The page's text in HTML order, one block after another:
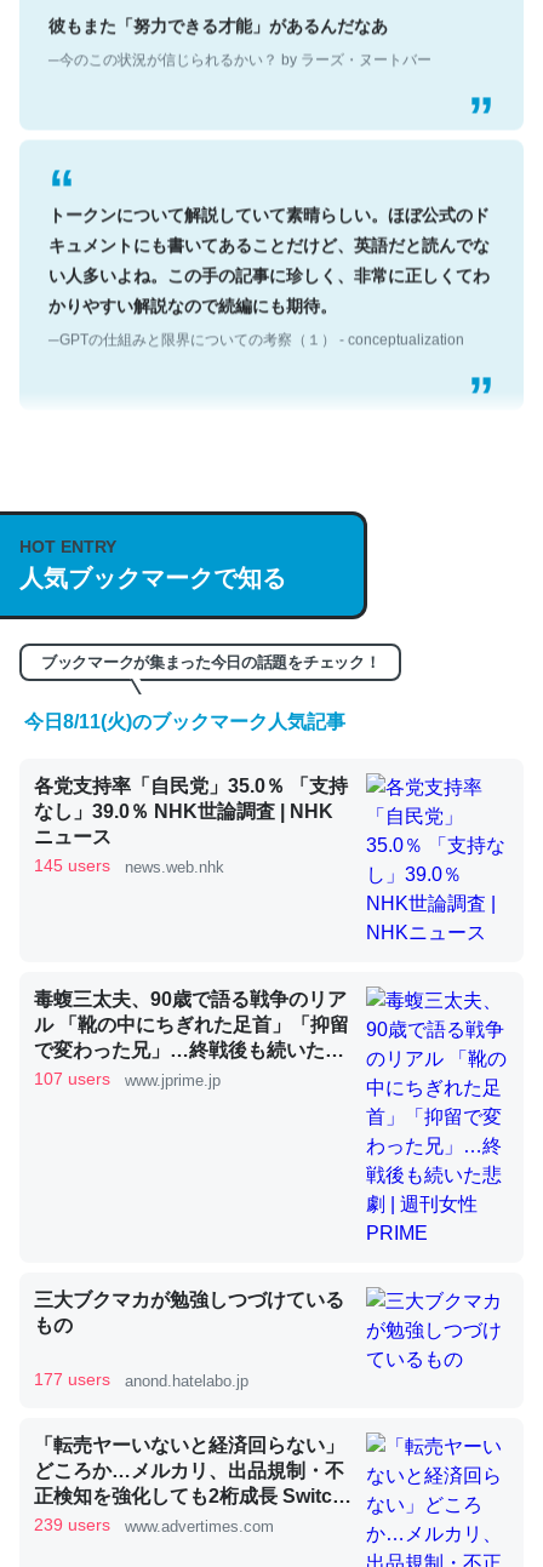
彼もまた「努力できる才能」があるんだなあ
─今のこの状況が信じられるかい？ by ラーズ・ヌートバー
トークンについて解説していて素晴らしい。ほぼ公式のド
キュメントにも書いてあることだけど、英語だと読んでな
い人多いよね。この手の記事に珍しく、非常に正しくてわ
かりやすい解説なので続編にも期待。
─GPTの仕組みと限界についての考察（１） - conceptualization
説してる記事が少ないので貴重な良記事。/続編来た
https://isobe324649.hatenablog.com/entry/2023/03/27
/064121
─GPTの仕組みと限界についての考察（１） - conceptualization
くらい。小説でいう「ずっと前の伏線」は回収されないけ
ど、短期記憶というには多い分量。進化すればするほど分
─GPTの仕組みと限界についての考察（１） - conceptualization
昆虫ってカルシウム少ないのか。知らんかった。調べたら
コオロギのカルシウム分はエビの600分の1程度。
─ニュース :: 【研究発表】昆虫学の大問題＝「昆虫はなぜ海にいな
利だから両方が拮抗してるのでは」とあって面白い。海に
いる鋏角類（カブトガニ・ウミグモ）はカルシウムを使わ
ずキチンを強化してる筈だが、酵素が違うのか？
HOT ENTRY
人気ブックマークで知る
ブックマークが集まった今日の話題をチェック！
今日8/11(火)のブックマーク人気記事
各党支持率「自民党」35.0％ 「支持
なし」39.0％ NHK世論調査 | NHK
ニュース
145 users news.web.nhk
毒蝮三太夫、90歳で語る戦争のリア
ル 「靴の中にちぎれた足首」「抑留
で変わった兄」…終戦後も続いた悲
劇 | 週刊女性PRIME
107 users www.jprime.jp
三大ブクマカが勉強しつづけている
もの
177 users anond.hatelabo.jp
「転売ヤーいないと経済回らない」
どころか…メルカリ、出品規制・不
正検知を強化しても2桁成長 Switch
2から始まり、「ちいかわ」で極ま
239 users www.advertimes.com